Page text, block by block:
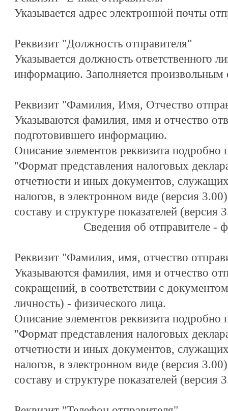
Указывается адрес электронной почты
Реквизит "Должность отправителя"
Указывается должность ответственного
информацию. Заполняется произвольным
Реквизит "Фамилия, Имя, Отчество
Указываются фамилия, имя и отчество
подготовившего информацию.
Описание элементов реквизита подробно
"Формат представления налоговых
отчетности и иных документов,
налогов, в электронном виде (версия
составу и структуре показателей (версия
Сведения об отправителе -
Реквизит "Фамилия, имя, отчество
Указываются фамилия, имя и отчество
сокращений, в соответствии с
личность) - физического лица.
Описание элементов реквизита подробно
"Формат представления налоговых
отчетности и иных документов,
налогов, в электронном виде (версия
составу и структуре показателей (версия